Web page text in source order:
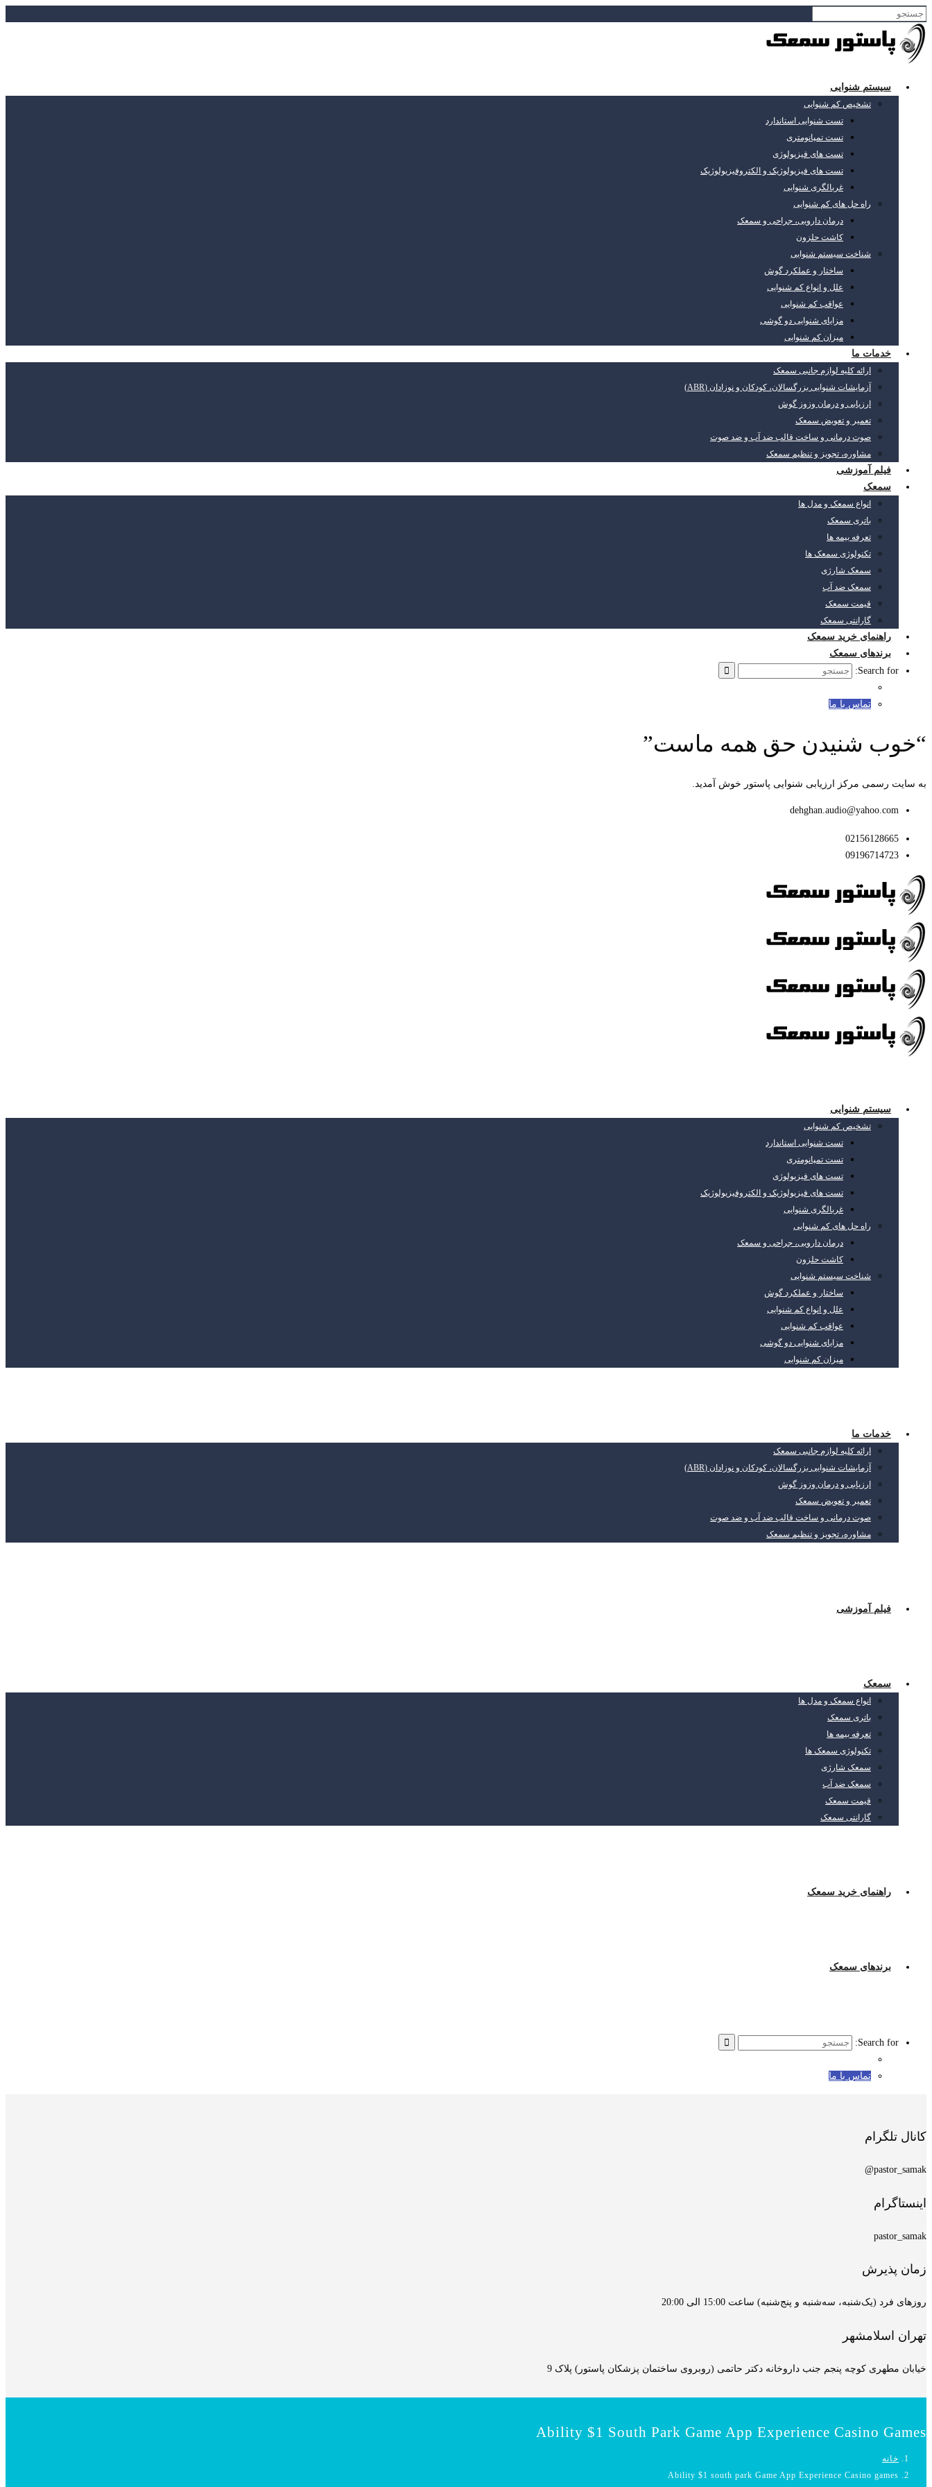
سیستم شنوایی
تشخیص کم شنوایی
تست شنوایی استاندارد
تست تمپانومتری
تست های فیزیولوژی
تست های فیزیولوژیک و الکتروفیزیولوژیک
غربالگری شنوایی
راه حل های کم شنوایی
درمان دارویی، جراحی و سمعک
کاشت حلزون
شناخت سیستم شنوایی
ساختار و عملکرد گوش
علل و انواع کم شنوایی
عواقب کم شنوایی
مزایای شنوایی دو گوشی
میزان کم شنوایی
خدمات ما
ارائه کلیه لوازم جانبی سمعک
آزمایشات شنوایی بزرگسالان، کودکان و نوزادان (ABR)
ارزیابی و درمان وزوز گوش
تعمیر و تعویض سمعک
صوت درمانی و ساخت قالب ضد آب و ضد صوت
مشاوره، تجویز و تنظیم سمعک
فیلم آموزشی
سمعک
انواع سمعک و مدل ها
باتری سمعک
تعرفه بیمه ها
تکنولوژی سمعک ها
سمعک شارژی
سمعک ضد آب
قیمت سمعک
گارانتی سمعک
راهنمای خرید سمعک
برندهای سمعک
Search for:
تماس با ما
“خوب شنیدن حق همه ماست”
به سایت رسمی مرکز ارزیابی شنوایی پاستور خوش آمدید.
dehghan.audio@yahoo.com
02156128665
09196714723
سیستم شنوایی
تشخیص کم شنوایی
تست شنوایی استاندارد
تست تمپانومتری
تست های فیزیولوژی
تست های فیزیولوژیک و الکتروفیزیولوژیک
غربالگری شنوایی
راه حل های کم شنوایی
درمان دارویی، جراحی و سمعک
کاشت حلزون
شناخت سیستم شنوایی
ساختار و عملکرد گوش
علل و انواع کم شنوایی
عواقب کم شنوایی
مزایای شنوایی دو گوشی
میزان کم شنوایی
خدمات ما
ارائه کلیه لوازم جانبی سمعک
آزمایشات شنوایی بزرگسالان، کودکان و نوزادان (ABR)
ارزیابی و درمان وزوز گوش
تعمیر و تعویض سمعک
صوت درمانی و ساخت قالب ضد آب و ضد صوت
مشاوره، تجویز و تنظیم سمعک
فیلم آموزشی
سمعک
انواع سمعک و مدل ها
باتری سمعک
تعرفه بیمه ها
تکنولوژی سمعک ها
سمعک شارژی
سمعک ضد آب
قیمت سمعک
گارانتی سمعک
راهنمای خرید سمعک
برندهای سمعک
Search for:
تماس با ما
کانال تلگرام
pastor_samak@
اینستاگرام
pastor_samak
زمان پذیرش
روزهای فرد (یک‌شنبه، سه‌شنبه و پنج‌شنبه) ساعت 15:00 الی 20:00
تهران اسلامشهر
خیابان مطهری کوچه پنجم جنب داروخانه دکتر حاتمی (روبروی ساختمان پزشکان پاستور) پلاک 9
Ability $1 South Park Game App Experience Casino Games
خانه
Ability $1 south park Game App Experience Casino games